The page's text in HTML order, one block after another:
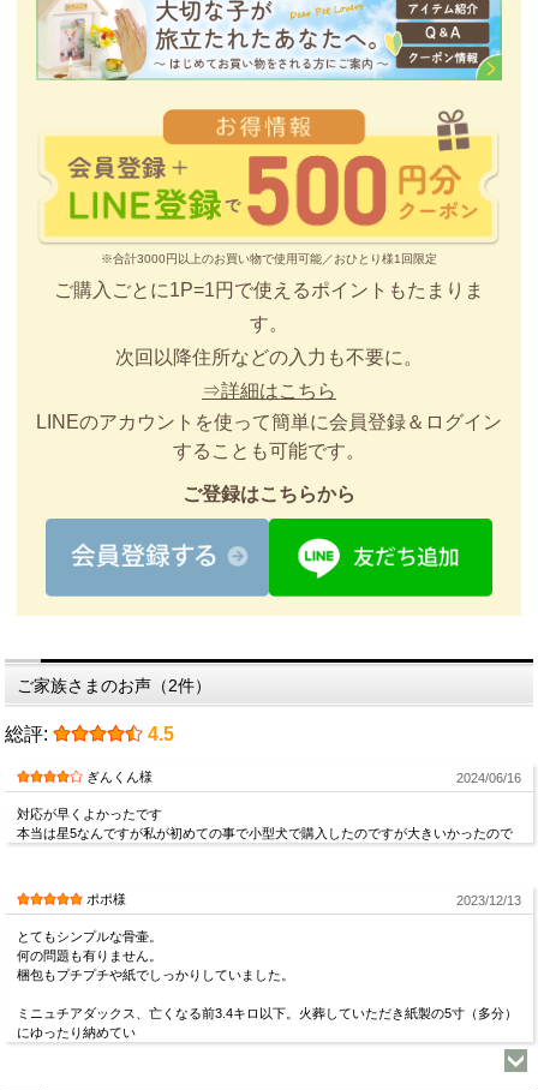
※合計3000円以上のお買い物で使用可能／おひとり様1回限定
ご購入ごとに1P=1円で使えるポイントもたまりま
す。
次回以降住所などの入力も不要に。
⇒詳細はこちら
LINEのアカウントを使って簡単に会員登録＆ログイン
することも可能です。
ご登録はこちらから
ご家族さまのお声（2件）
総評: 4.5
ぎんくん様 2024/06/16
対応が早くよかったです
本当は星5なんですが私が初めての事で小型犬で購入したのですが大きいかったので
ポポ様 2023/12/13
とてもシンプルな骨壷。
何の問題も有りません。
梱包もプチプチや紙でしっかりしていました。
ミニュチアダックス、亡くなる前3.4キロ以下。火葬していただき紙製の5寸（多分）
にゆったり納めてい